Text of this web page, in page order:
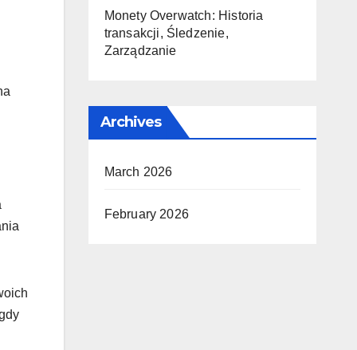
Monety Overwatch: Historia
transakcji, Śledzenie,
Zarządzanie
Archives
March 2026
February 2026